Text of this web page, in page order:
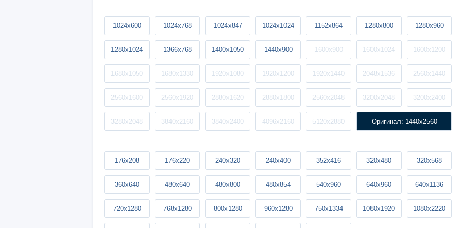
1024x600 1024x768 1024x847 1024x1024 1152x864 1280x800 1280x960
1280x1024 1366x768 1400x1050 1440x900 1600x900 1600x1024 1600x1200
1680x1050 1680x1330 1920x1080 1920x1200 1920x1440 2048x1536 2560x1440
2560x1600 2560x1920 2880x1620 2880x1800 2560x2048 3200x2048 3200x2400
3280x2048 3840x2160 3840x2400 4096x2160 5120x2880 Оригинал: 1440x2560
176x208 176x220 240x320 240x400 352x416 320x480 320x568
360x640 480x640 480x800 480x854 540x960 640x960 640x1136
720x1280 768x1280 800x1280 960x1280 750x1334 1080x1920 1080x2220